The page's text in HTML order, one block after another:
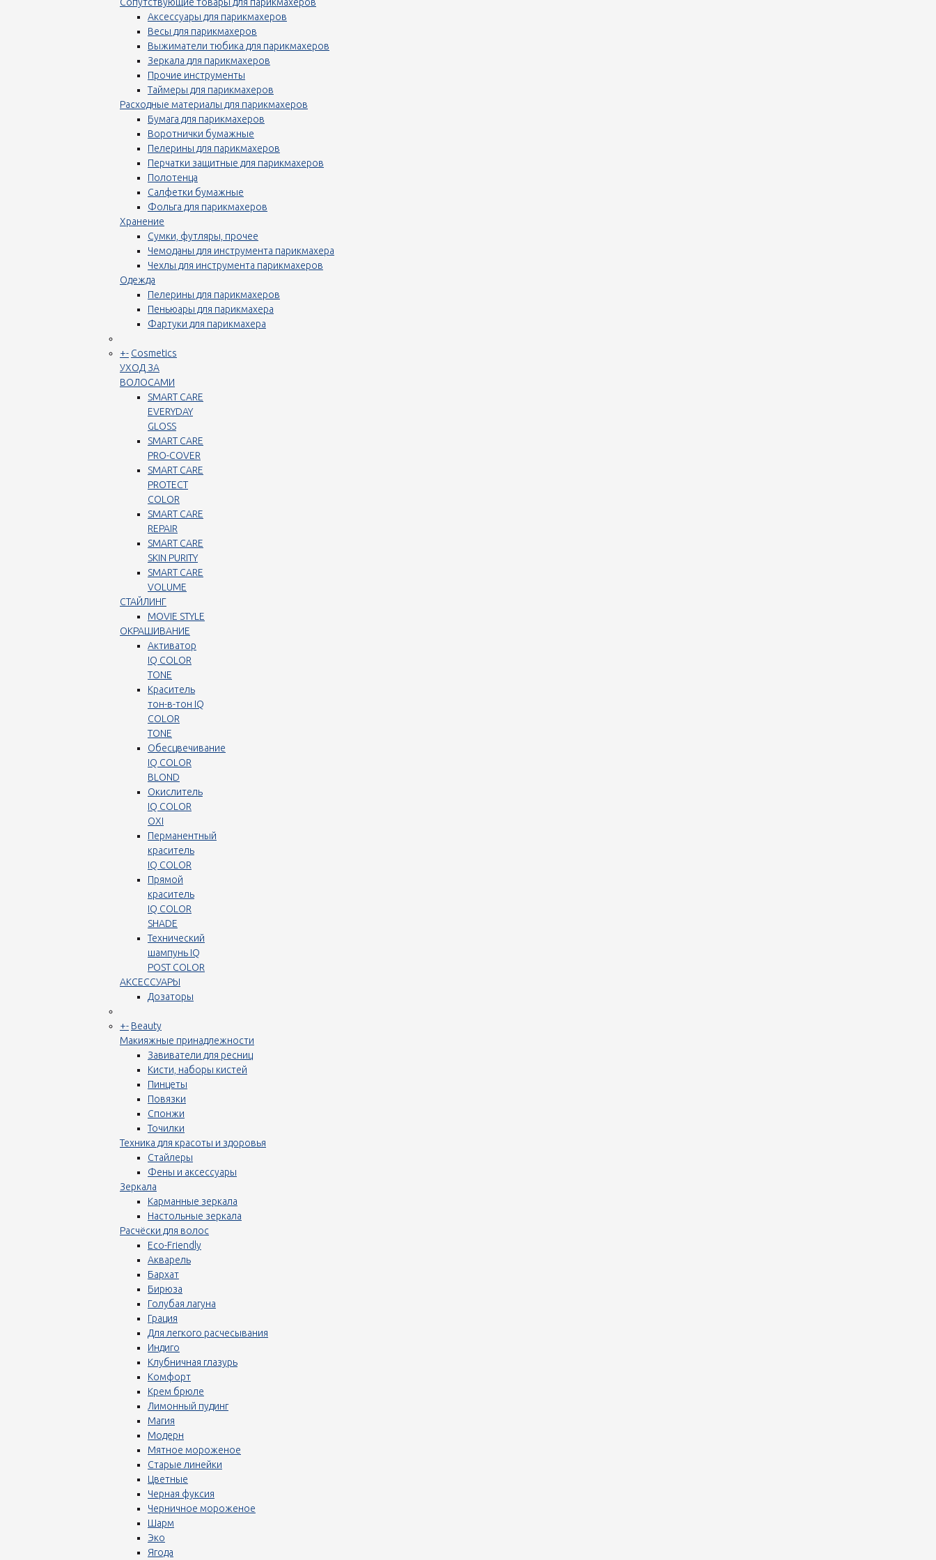
Аксессуары для парикмахеров
Весы для парикмахеров
Выжиматели тюбика для парикмахеров
Зеркала для парикмахеров
Прочие инструменты
Таймеры для парикмахеров
Расходные материалы для парикмахеров
Бумага для парикмахеров
Воротнички бумажные
Пелерины для парикмахеров
Перчатки защитные для парикмахеров
Полотенца
Салфетки бумажные
Фольга для парикмахеров
Хранение
Сумки, футляры, прочее
Чемоданы для инструмента парикмахера
Чехлы для инструмента парикмахеров
Одежда
Пелерины для парикмахеров
Пеньюары для парикмахера
Фартуки для парикмахера
+- Cosmetics
УХОД ЗА
ВОЛОСАМИ
SMART CARE
EVERYDAY
GLOSS
SMART CARE
PRO-COVER
SMART CARE
PROTECT
COLOR
SMART CARE
REPAIR
SMART CARE
SKIN PURITY
SMART CARE
VOLUME
СТАЙЛИНГ
MOVIE STYLE
ОКРАШИВАНИЕ
Активатор
IQ COLOR
TONE
Краситель
тон-в-тон IQ
COLOR
TONE
Обесцвечивание
IQ COLOR
BLOND
Окислитель
IQ COLOR
OXI
Перманентный
краситель
IQ COLOR
Прямой
краситель
IQ COLOR
SHADE
Технический
шампунь IQ
POST COLOR
АКСЕССУАРЫ
Дозаторы
+- Beauty
Макияжные принадлежности
Завиватели для ресниц
Кисти, наборы кистей
Пинцеты
Повязки
Спонжи
Точилки
Техника для красоты и здоровья
Стайлеры
Фены и аксессуары
Зеркала
Карманные зеркала
Настольные зеркала
Расчёски для волос
Eco-Friendly
Акварель
Бархат
Бирюза
Голубая лагуна
Грация
Для легкого расчесывания
Индиго
Клубничная глазурь
Комфорт
Крем брюле
Лимонный пудинг
Магия
Модерн
Мятное мороженое
Старые линейки
Цветные
Черная фуксия
Черничное мороженое
Шарм
Эко
Ягода